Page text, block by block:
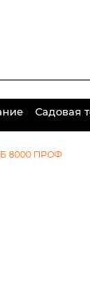
Садовая
8000 ПРОФ